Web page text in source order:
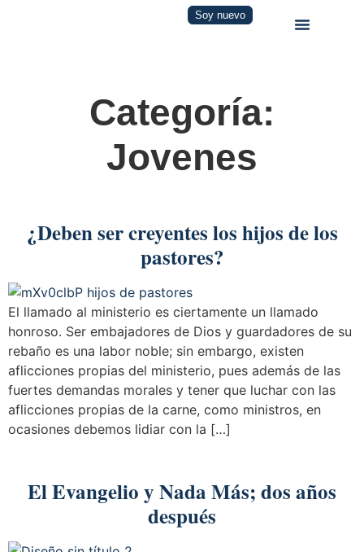
Soy nuevo
Categoría:
Jovenes
¿Deben ser creyentes los hijos de los
pastores?
El llamado al ministerio es ciertamente un llamado
honroso. Ser embajadores de Dios y guardadores de su
rebaño es una labor noble; sin embargo, existen
aflicciones propias del ministerio, pues además de las
fuertes demandas morales y tener que luchar con las
aflicciones propias de la carne, como ministros, en
ocasiones debemos lidiar con la […]
El Evangelio y Nada Más; dos años
después